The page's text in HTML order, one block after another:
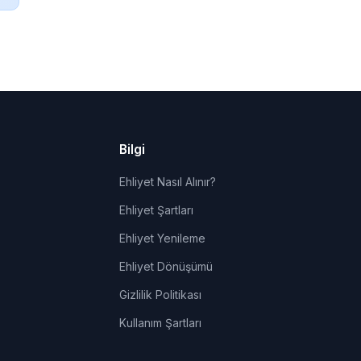
Bilgi
Ehliyet Nasıl Alınır?
Ehliyet Şartları
Ehliyet Yenileme
Ehliyet Dönüşümü
Gizlilik Politikası
Kullanım Şartları